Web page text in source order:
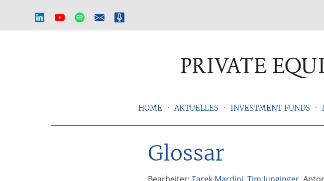
HOME AKTUELLES INVESTMENT FUNDS
Glossar